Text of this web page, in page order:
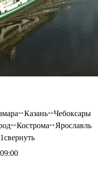
Казань
Чебоксары
Кострома
Ярославль
свернуть
09:00